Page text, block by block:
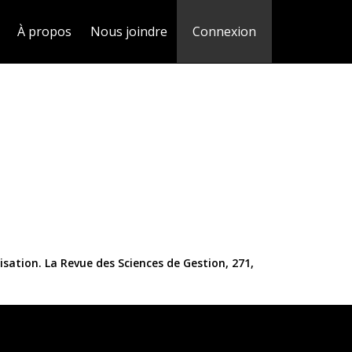
À propos Nous joindre Connexion
La Revue des Sciences de Gestion, 271,